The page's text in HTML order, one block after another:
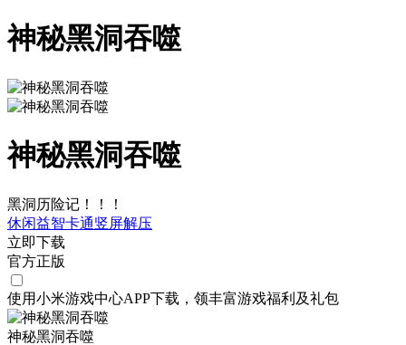
神秘黑洞吞噬
神秘黑洞吞噬
黑洞历险记！！！
休闲益智卡通竖屏解压
立即下载
官方正版
使用小米游戏中心APP下载 ，领丰富游戏福利 及礼包
神秘黑洞吞噬